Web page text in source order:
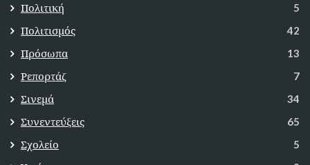
Πολιτική 5
Πολιτισμός 42
Πρόσωπα 13
Ρεπορτάζ 7
Σινεμά 34
Συνεντεύξεις 65
Σχολείο 5